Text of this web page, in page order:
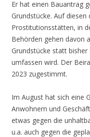
Er hat einen Bauantrag
Grundstücke. Auf
Prostitutionsstätten, in
Behörden gehen davon
Grundstücke statt
umfassen wird. Der
2023 zugestimmt.
Im August hat sich eine
Anwohnern und
etwas gegen die
u.a. auch gegen die